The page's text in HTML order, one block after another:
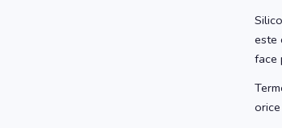
este
face